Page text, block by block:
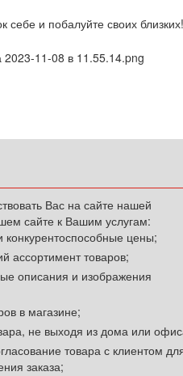
себе и побалуйте своих близких!
Вас на сайте нашей
сайте к Вашим услугам:
конкурентоспособные цены;
ассортимент товаров;
описания и изображения
в магазине;
не выходя из дома или
товара с клиентом
заказа;